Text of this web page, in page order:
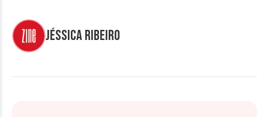
Jéssica Ribeiro